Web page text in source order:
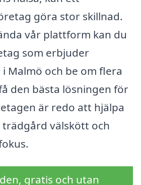
göra stor skillnad.
vår plattform kan du
som erbjuder
Malmö och be om flera
den bästa lösningen för
är redo att hjälpa
välskött och
gratis och utan